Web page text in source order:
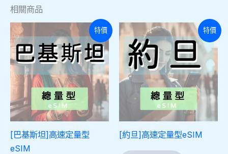
相關商品
特價
[巴基斯坦]高速定量型
eSIM
此
產
品
有
多
種
款
式。
可
特價
[約旦]高速定量型eSIM
此
產
品
有
多
種
款
式。
可